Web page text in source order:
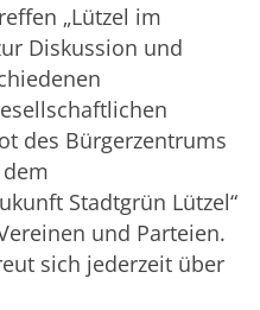
„Lützel im
Diskussion und
des Bürgerzentrums
Stadtgrün Lützel“
und Parteien.
sich jederzeit über